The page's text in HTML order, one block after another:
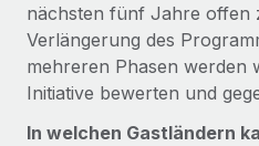
nächsten fünf Jahre offen
Verlängerung des
mehreren Phasen werden
Initiative bewerten und
In welchen Gastländern